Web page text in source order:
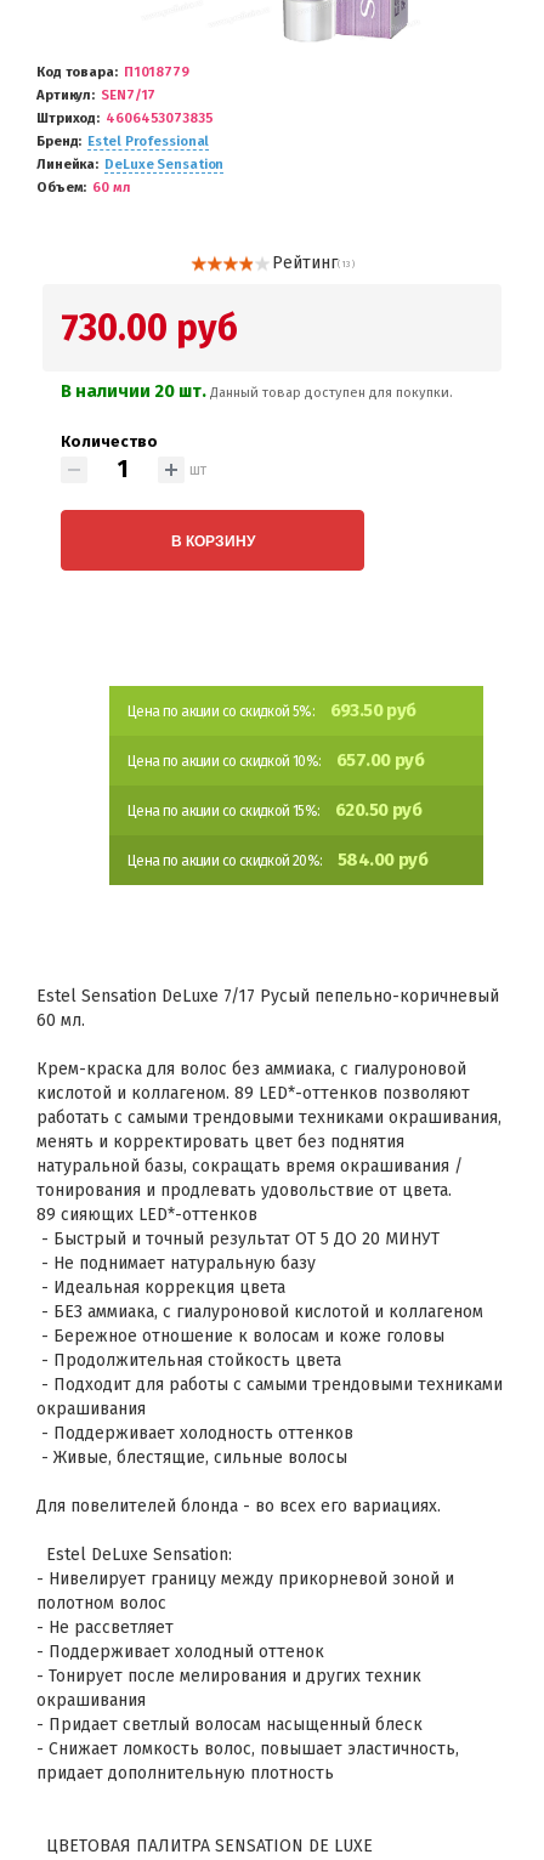
Код товара
П1018779
Артикул
SEN7/17
Штриход
4606453073835
Бренд
Estel Professional
Линейка
DeLuxe Sensation
Объем
60 мл
Рейтинг( 13 )
730.00 руб
В наличии 20 шт. Данный товар доступен для покупки.
Количество
шт
В КОРЗИНУ
Цена по акции со скидкой 5%: 693.50 руб
Цена по акции со скидкой 10%: 657.00 руб
Цена по акции со скидкой 15%: 620.50 руб
Цена по акции со скидкой 20%: 584.00 руб
Estel Sensation DeLuxe 7/17 Русый пепельно-коричневый
60 мл.
Крем-краска для волос без аммиака, с гиалуроновой
кислотой и коллагеном. 89 LED*-оттенков позволяют
работать с самыми трендовыми техниками окрашивания,
менять и корректировать цвет без поднятия
натуральной базы, сокращать время окрашивания /
тонирования и продлевать удовольствие от цвета.
89 сияющих LED*-оттенков
- Быстрый и точный результат ОТ 5 ДО 20 МИНУТ
- Не поднимает натуральную базу
- Идеальная коррекция цвета
- БЕЗ аммиака, с гиалуроновой кислотой и коллагеном
- Бережное отношение к волосам и коже головы
- Продолжительная стойкость цвета
- Подходит для работы с самыми трендовыми техниками
окрашивания
- Поддерживает холодность оттенков
- Живые, блестящие, сильные волосы
Для повелителей блонда - во всех его вариациях.
Estel DeLuxe Sensation:
- Нивелирует границу между прикорневой зоной и
полотном волос
- Не рассветляет
- Поддерживает холодный оттенок
- Тонирует после мелирования и других техник
окрашивания
- Придает светлый волосам насыщенный блеск
- Снижает ломкость волос, повышает эластичность,
придает дополнительную плотность
ЦВЕТОВАЯ ПАЛИТРА SENSATION DE LUXE